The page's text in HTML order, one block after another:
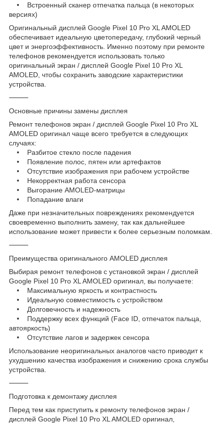
• Встроенный сканер отпечатка пальца (в некоторых
версиях)
Оригинальный дисплей Google Pixel 10 Pro XL AMOLED
обеспечивает идеальную цветопередачу, глубокий черный
цвет и энергоэффективность. Именно поэтому при ремонте
телефонов рекомендуется использовать только
оригинальный экран / дисплей Google Pixel 10 Pro XL
AMOLED, чтобы сохранить заводские характеристики
устройства.
⸻
Основные причины замены дисплея
Ремонт телефонов экран / дисплей Google Pixel 10 Pro XL
AMOLED оригинал чаще всего требуется в следующих
случаях:
• Разбитое стекло после падения
• Появление полос, пятен или артефактов
• Отсутствие изображения при рабочем устройстве
• Некорректная работа сенсора
• Выгорание AMOLED-матрицы
• Попадание влаги
Даже при незначительных повреждениях рекомендуется
своевременно выполнить замену, так как дальнейшее
использование может привести к более серьезным поломкам.
⸻
Преимущества оригинального AMOLED дисплея
Выбирая ремонт телефонов с установкой экран / дисплей
Google Pixel 10 Pro XL AMOLED оригинал, вы получаете:
• Максимальную яркость и контрастность
• Идеальную совместимость с устройством
• Долговечность и надежность
• Поддержку всех функций (Face ID, отпечаток пальца,
автояркость)
• Отсутствие лагов и задержек сенсора
Использование неоригинальных аналогов часто приводит к
ухудшению качества изображения и снижению срока службы
устройства.
⸻
Подготовка к демонтажу дисплея
Перед тем как приступить к ремонту телефонов экран /
дисплей Google Pixel 10 Pro XL AMOLED оригинал,